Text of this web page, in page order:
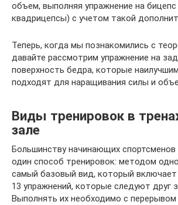
объем, выполняя упражнение на
квадрицепсы) с учетом такой
Теперь, когда мы познакомились с
давайте рассмотрим упражнение на
поверхность бедра, которые
подходят для наращивания силы и
Виды тренировок в
зале
Большинству начинающих спортсменов
один способ тренировок: методом
самый базовый вид, который
13 упражнений, которые следуют друг
Выполнять их необходимо с